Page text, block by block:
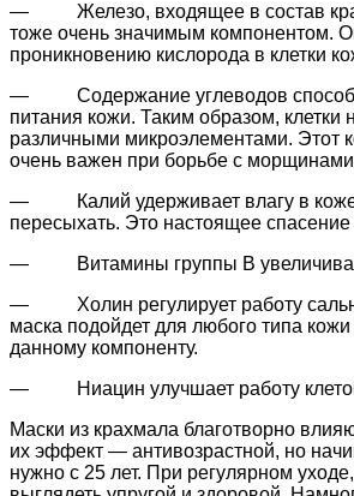
— Железо, входящее в состав
тоже очень значимым компонентом.
проникновению кислорода в клетки
— Содержание углеводов
питания кожи. Таким образом,
различными микроэлементами. Этот
очень важен при борьбе с
— Калий удерживает влагу в
пересыхать. Это настоящее спасение
— Витамины группы В
— Холин регулирует работу
маска подойдет для любого типа
данному компоненту.
— Ниацин улучшает работу
Маски из крахмала благотворно
их эффект — антивозрастной, но
нужно с 25 лет. При регулярном